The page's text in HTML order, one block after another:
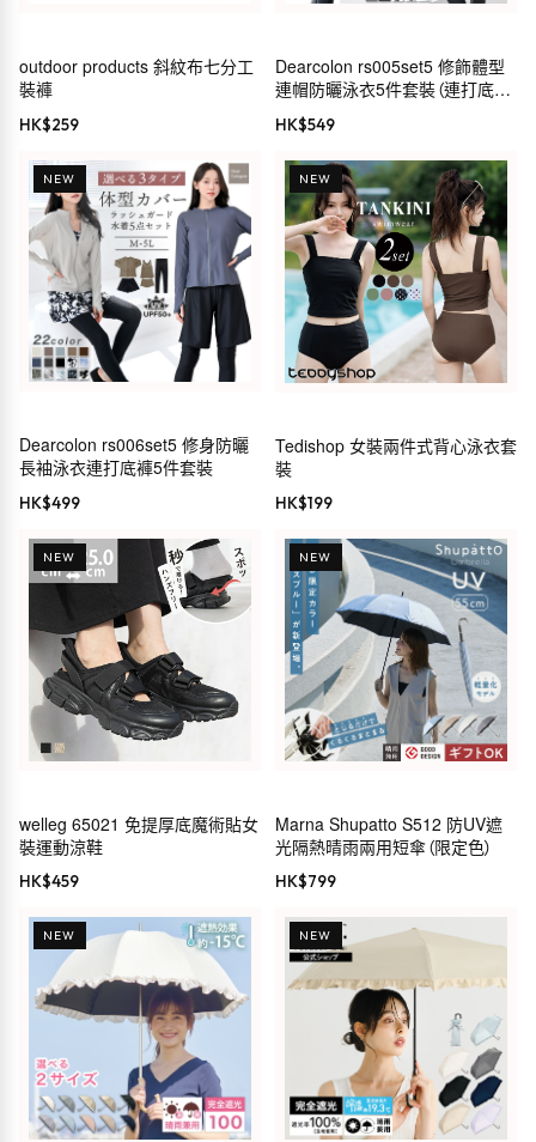
outdoor products 斜紋布七分工
裝褲
HK$259
Dearcolon rs005set5 修飾體型
連帽防曬泳衣5件套裝（連打底
HK$549
NEW
Dearcolon rs006set5 修身防曬
長袖泳衣連打底褲5件套裝
HK$499
NEW
Tedishop 女裝兩件式背心泳衣套
裝
HK$199
NEW
welleg 65021 免提厚底魔術貼女
裝運動涼鞋
HK$459
NEW
Marna Shupatto S512 防UV遮
光隔熱晴雨兩用短傘（限定色）
HK$799
NEW NEW